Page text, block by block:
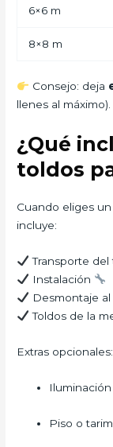
6×6 m
8×8 m
Consejo: deja
llenes al máximo).
¿Qué
toldos
Cuando eliges
incluye:
Transporte del
Instalación
Desmontaje
Toldos de la
Extras opcionales:
Iluminación
Piso o